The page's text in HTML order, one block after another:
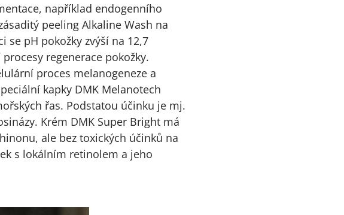
například endogenního
peeling Alkaline Wash na
se pH pokožky zvýší na 12,7
regenerace pokožky.
proces melanogeneze a
kapky DMK Melanotech
řas. Podstatou účinku je mj.
Krém DMK Super Bright má
ale bez toxických účinků na
s lokálním retinolem a jeho